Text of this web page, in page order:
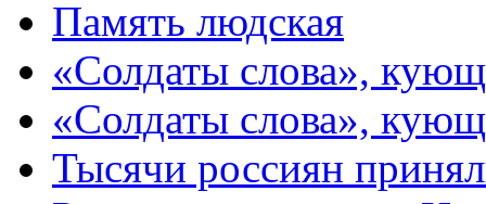
Память людская
«Солдаты слова»,
«Солдаты слова»,
Тысячи россиян